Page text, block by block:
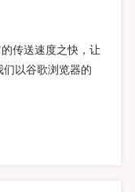
传送速度之快，让
以谷歌浏览器的